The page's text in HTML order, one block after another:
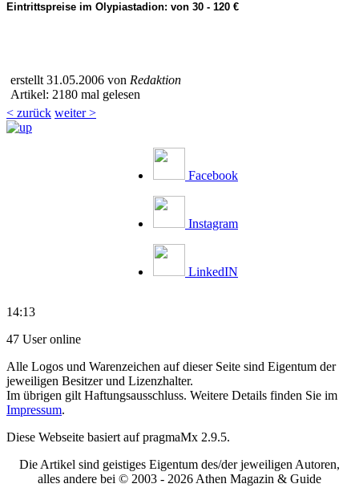
Eintrittspreise im Olypiastadion: von 30 - 120 €
erstellt 31.05.2006 von Redaktion
Artikel: 2180 mal gelesen
< zurück weiter >
Facebook
Instagram
LinkedIN
14:13
47 User online
Alle Logos und Warenzeichen auf dieser Seite sind Eigentum der
jeweiligen Besitzer und Lizenzhalter.
Im übrigen gilt Haftungsausschluss. Weitere Details finden Sie im
Impressum.
Diese Webseite basiert auf pragmaMx 2.9.5.
Die Artikel sind geistiges Eigentum des/der jeweiligen Autoren,
alles andere bei © 2003 - 2026 Athen Magazin & Guide